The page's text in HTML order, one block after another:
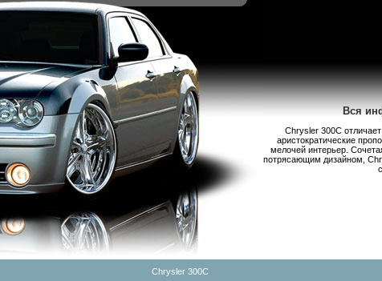
Вся
Chrysler 300С
аристократические
мелочей интерьер.
потрясающим дизайном,
Chrysler 300C